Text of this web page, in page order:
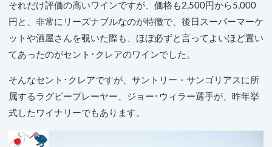
それだけ評価の高いワインですが、価格も2,500円から5,000
円と、非常にリーズナブルなのが特徴で、後日スーパーマーケ
ットや酒屋さんを覗いた際も、ほぼ必ずと言ってよいほど置い
てあったのがセント･クレアのワインでした。
そんなセント･クレアですが、サントリー・サンゴリアスに所
属するラグビープレーヤー、ジョー･ウィラー選手が、昨年挙
式したワイナリーでもあります。